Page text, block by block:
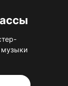
музыки